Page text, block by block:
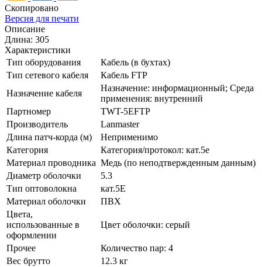
Скопировано
Версия для печати
Описание
Длина: 305
Характеристики
Тип оборудования
Кабель (в бухтах)
Тип сетевого кабеля
Кабель FTP
Назначение кабеля
Назначение: информационный; Среда
применения: внутренний
Партномер
TWT-5EFTP
Производитель
Lanmaster
Длина патч-корда (м)
Неприменимо
Категория
Категория/­протокол: кат.5е
Материал проводника Медь (по неподтвержденным данным)
Диаметр оболочки
5.3
Тип оптоволокна
кат.5E
Материал оболочки
ПВХ
Цвета,
использованные в
оформлении
Цвет оболочки: серый
Прочее
Количество пар: 4
Вес брутто
12.3 кг